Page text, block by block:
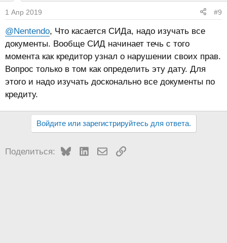
1 Апр 2019 #9
@Nentendo, Что касается СИДа, надо изучать все
документы. Вообще СИД начинает течь с того
момента как кредитор узнал о нарушении своих прав.
Вопрос только в том как определить эту дату. Для
этого и надо изучать досконально все документы по
кредиту.
Войдите или зарегистрируйтесь для ответа.
Поделиться: BlueskyLinkedInЭлектронная почта
Ссылка